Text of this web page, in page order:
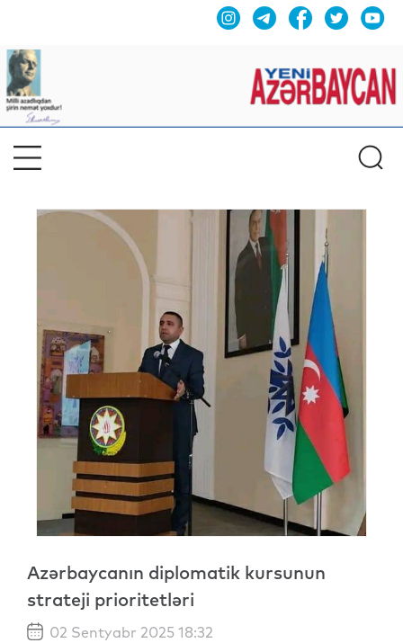
Azərbaycanın diplomatik kursunun
strateji prioritetləri
02 Sentyabr 2025 18:32